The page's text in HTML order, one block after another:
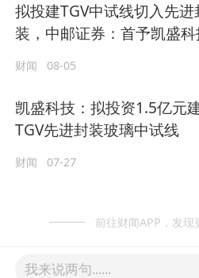
拟投建TGV中试线切入先进
装，中邮证券：首予凯盛科
财闻 08-05
凯盛科技：拟投资1.5亿元
TGV先进封装玻璃中试线
财闻 07-27
前往财闻APP，发现
我来说两句......